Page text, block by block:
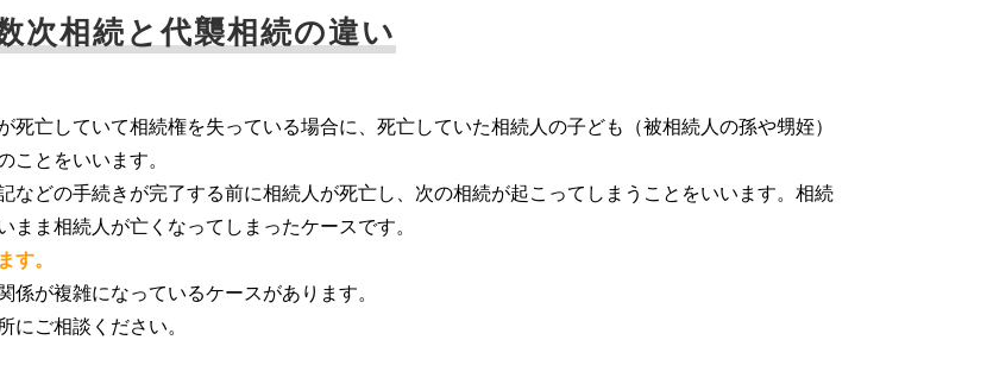
次相続と代襲相続の違い
死亡していて相続権を失っている場合に、死亡していた相続人の子ども（被相続人の孫や甥姪）
ことをいいます。
などの手続きが完了する前に相続人が死亡し、次の相続が起こってしまうことをいいます。相続
ま相続人が亡くなってしまったケースです。
す。
が複雑になっているケースがあります。
にご相談ください。